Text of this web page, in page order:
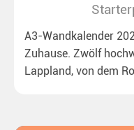
A3-Wandkalender
Zuhause. Zwölf
Lappland, von dem